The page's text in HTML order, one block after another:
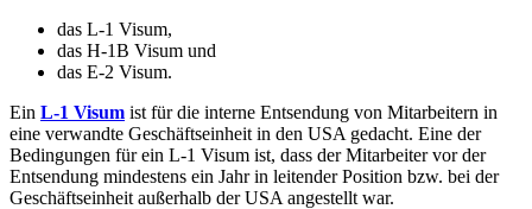
das L-1 Visum,
das H-1B Visum und
das E-2 Visum.
Ein L-1 Visum ist für die interne Entsendung von Mitarbeitern in
eine verwandte Geschäftseinheit in den USA gedacht. Eine der
Bedingungen für ein L-1 Visum ist, dass der Mitarbeiter vor der
Entsendung mindestens ein Jahr in leitender Position bzw. bei der
Geschäftseinheit außerhalb der USA angestellt war.